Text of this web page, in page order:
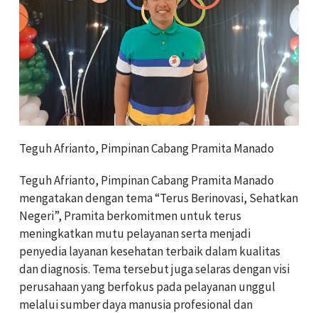
Teguh Afrianto, Pimpinan Cabang Pramita Manado
Teguh Afrianto, Pimpinan Cabang Pramita Manado
mengatakan dengan tema “Terus Berinovasi, Sehatkan
Negeri”, Pramita berkomitmen untuk terus
meningkatkan mutu pelayanan serta menjadi
penyedia layanan kesehatan terbaik dalam kualitas
dan diagnosis. Tema tersebut juga selaras dengan visi
perusahaan yang berfokus pada pelayanan unggul
melalui sumber daya manusia profesional dan